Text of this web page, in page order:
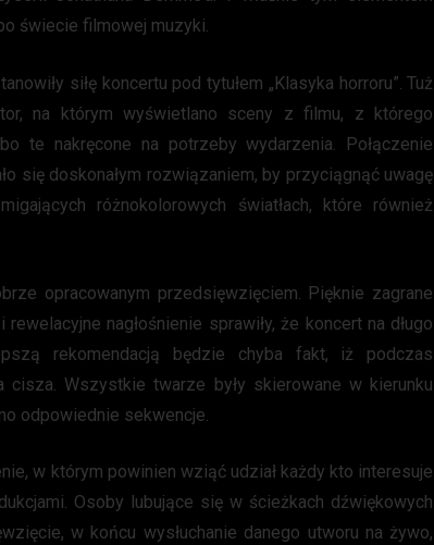
świecie filmowej muzyki.
siłę koncertu pod tytułem „Klasyka horroru”. Tuż
na którym wyświetlano sceny z filmu, z którego
te nakręcone na potrzeby wydarzenia. Połączenie
się doskonałym rozwiązaniem, by przyciągnąć uwagę
różnokolorowych światłach, które również
opracowanym przedsięwzięciem. Pięknie zagrane
nagłośnienie sprawiły, że koncert na długo
rekomendacją będzie chyba fakt, iż podczas
cisza. Wszystkie twarze były skierowane w kierunku
odpowiednie sekwencje.
w którym powinien wziąć udział każdy kto interesuje
Osoby lubujące się w ścieżkach dźwiękowych
w końcu wysłuchanie danego utworu na żywo,